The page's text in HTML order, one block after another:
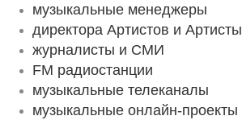
музыкальные менеджеры
директора Артистов и Артисты
журналисты и СМИ
FM радиостанции
музыкальные телеканалы
музыкальные онлайн-проекты